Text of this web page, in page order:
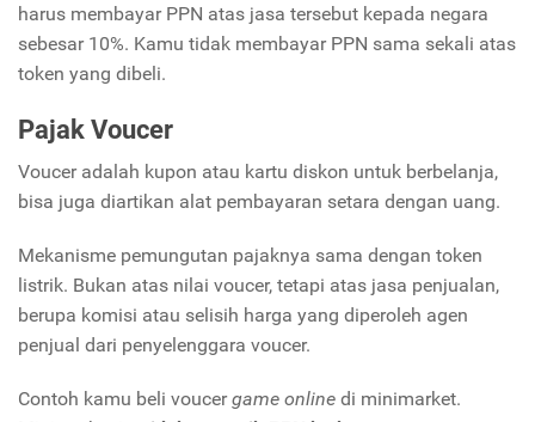
harus membayar PPN atas jasa tersebut kepada negara
sebesar 10%. Kamu tidak membayar PPN sama sekali atas
token yang dibeli.
Pajak Voucer
Voucer adalah kupon atau kartu diskon untuk berbelanja,
bisa juga diartikan alat pembayaran setara dengan uang.
Mekanisme pemungutan pajaknya sama dengan token
listrik. Bukan atas nilai voucer, tetapi atas jasa penjualan,
berupa komisi atau selisih harga yang diperoleh agen
penjual dari penyelenggara voucer.
Contoh kamu beli voucergame online di minimarket.